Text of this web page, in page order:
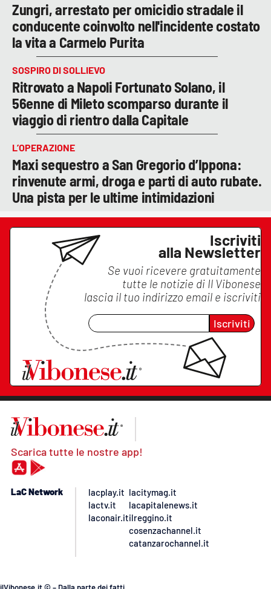
Zungri, arrestato per omicidio stradale il
conducente coinvolto nell'incidente costato
la vita a Carmelo Purita
SOSPIRO DI SOLLIEVO
Ritrovato a Napoli Fortunato Solano, il
56enne di Mileto scomparso durante il
viaggio di rientro dalla Capitale
L’OPERAZIONE
Maxi sequestro a San Gregorio d’Ippona:
rinvenute armi, droga e parti di auto rubate.
Una pista per le ultime intimidazioni
Iscriviti
alla Newsletter
Se vuoi ricevere gratuitamente
tutte le notizie di Il Vibonese
lascia il tuo indirizzo email e iscriviti
Iscriviti
Scarica tutte le nostre app!
LaC Network
lacplay.it
lactv.it
laconair.it
lacitymag.it
lacapitalenews.it
ilreggino.it
cosenzachannel.it
catanzarochannel.it